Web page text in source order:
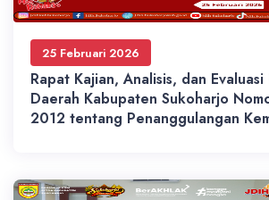
25 Februari 2026
Rapat Kajian, Analisis, dan
Daerah Kabupaten Sukoharjo
2012 tentang Penanggulangan